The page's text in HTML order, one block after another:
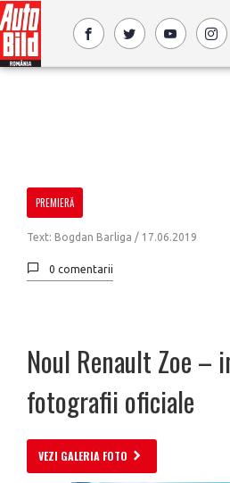
PREMIERĂ
Text: Bogdan Barliga / 17.06.2019
0 comentarii
Noul Renault Zoe –
fotografii oficiale
VEZI GALERIA FOTO